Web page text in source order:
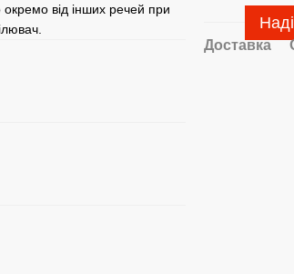
від інших речей при
Доставка